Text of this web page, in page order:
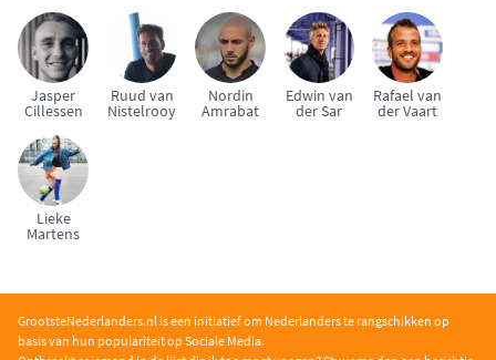
Jasper
Cillessen
Ruud van
Nistelrooy
Nordin
Amrabat
Edwin van
der Sar
Rafael van
der Vaart
Lieke
Martens
GrootsteNederlanders.nl is een initiatief om Nederlanders te rangschikken op
basis van hun populariteit op Sociale Media.